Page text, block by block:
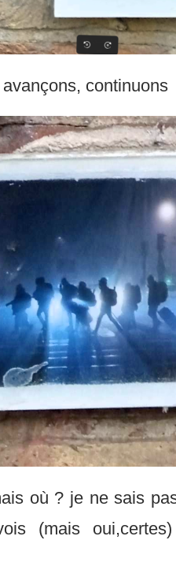
continuons
où ? je ne sais
(mais